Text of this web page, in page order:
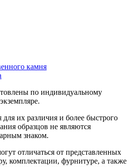
камня
по индивидуальному
их различия и более быстрого
образцов не являются
знаком.
отличаться от представленных
комплектации, фурнитуре, а также